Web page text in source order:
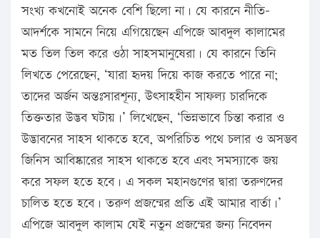
সংখ্য কখনোই অনেক বেশি ছিলো না। যে কারনে নীতি-
আদর্শকে সামনে নিয়ে এগিয়েছেন এপিজে আবদুল কালামের
মত তিল তিল করে ওঠা সাহসমানুষেরা। যে কারনে তিনি
লিখতে পেরেছেন, ‘যারা হৃদয় দিয়ে কাজ করতে পারে না;
তাদের অর্জন অন্তঃসারশূন্য, উৎসাহহীন সাফল্য চারদিকে
তিক্ততার উদ্ভব ঘটায়।’ লিখেছেন, ‘ভিন্নভাবে চিন্তা করার ও
উদ্ভাবনের সাহস থাকতে হবে, অপরিচিত পথে চলার ও অসম্ভব
জিনিস আবিষ্কারের সাহস থাকতে হবে এবং সমস্যাকে জয়
করে সফল হতে হবে। এ সকল মহানগুণের দ্বারা তরুণদের
চালিত হতে হবে। তরুণ প্রজন্মের প্রতি এই আমার বার্তা।’
এপিজে আবদুল কালাম যেই নতুন প্রজন্মের জন্য নিবেদন